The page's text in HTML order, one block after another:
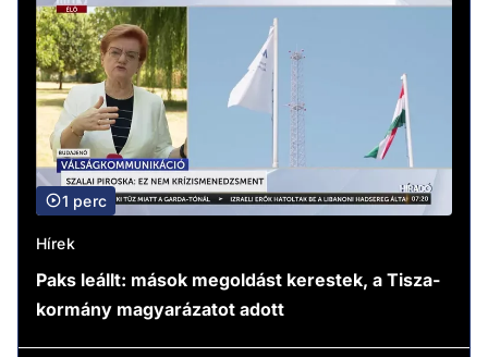
1 perc
Hírek
Paks leállt: mások megoldást kerestek, a Tisza-
kormány magyarázatot adott